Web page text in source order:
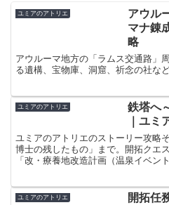
ユミアのアトリエ
アウル
マナ錬
略
アウルーマ地方の「ラムス交通路」
る遺構、宝物庫、洞窟、祈念の社な
ユミアのアトリエ
鉄塔へ
｜ユミ
ユミアのアトリエのストーリー攻略
博士の残したもの」まで。開拓クエ
「改・療養地改造計画（温泉イベン
ユミアのアトリエ
開拓任